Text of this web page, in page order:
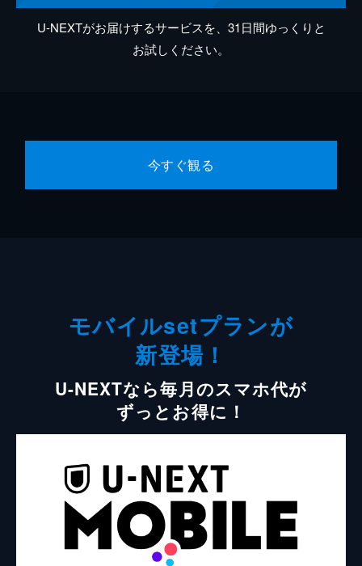
U-NEXTがお届けするサービスを、31日間ゆっくりと
お試しください。
今すぐ観る
モバイルsetプランが
新登場！
U-NEXTなら毎月のスマホ代が
ずっとお得に！